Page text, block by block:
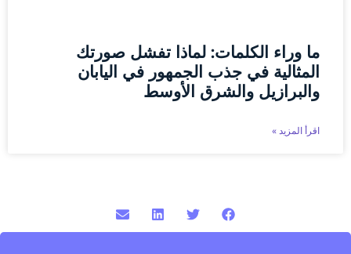
ما وراء الكلمات: لماذا تفشل صورتك
المثالية في جذب الجمهور في اليابان
والبرازيل والشرق الأوسط
اقرأ المزيد »